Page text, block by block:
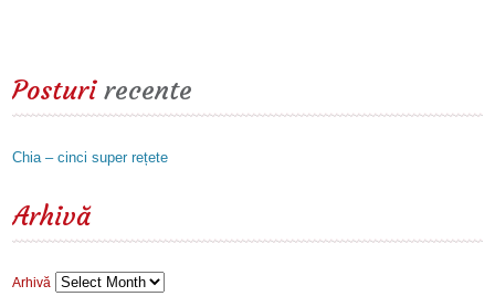
Posturirecente
Chia – cinci super rețete
Arhivă
Arhivă